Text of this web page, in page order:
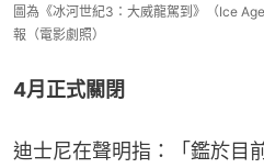
圖為《冰河世紀3：大威龍駕到》（Ice
報（電影劇照）
4月正式關閉
迪士尼在聲明指：「鑑於目